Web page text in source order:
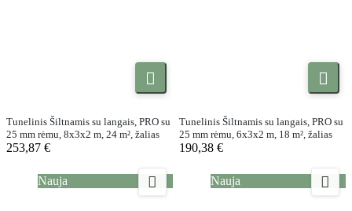

Tunelinis Šiltnamis su langais, PRO su
25 mm rėmu, 8x3x2 m, 24 m², žalias
253,87 €

Tunelinis Šiltnamis su langais, PRO su
25 mm rėmu, 6x3x2 m, 18 m², žalias
190,38 €
Nauja  Nauja 